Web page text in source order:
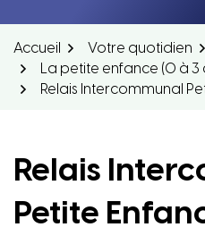
Accueil Votre quotidien
La petite enfance (0 à 3
Relais Intercommunal
Relais
Petite